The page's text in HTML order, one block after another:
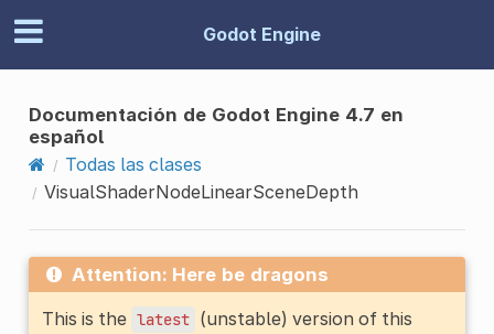
Godot Engine
Documentación de Godot Engine 4.7 en
español
Todas las clases
VisualShaderNodeLinearSceneDepth
Attention: Here be dragons
This is the latest (unstable) version of this